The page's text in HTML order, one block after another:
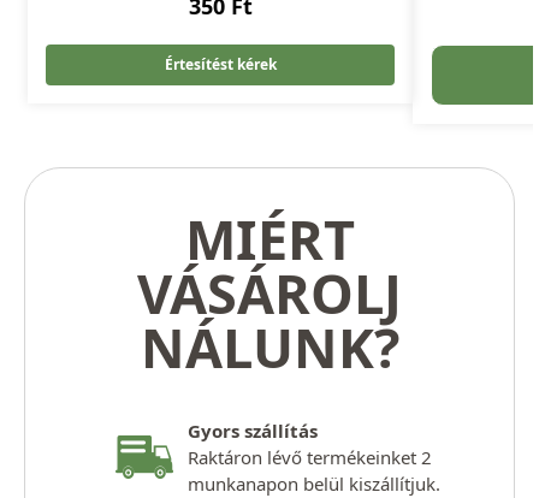
350 Ft
Értesítést kérek
MIÉRT
VÁSÁROLJ
NÁLUNK?
Gyors szállítás
Raktáron lévő termékeinket 2
munkanapon belül kiszállítjuk.